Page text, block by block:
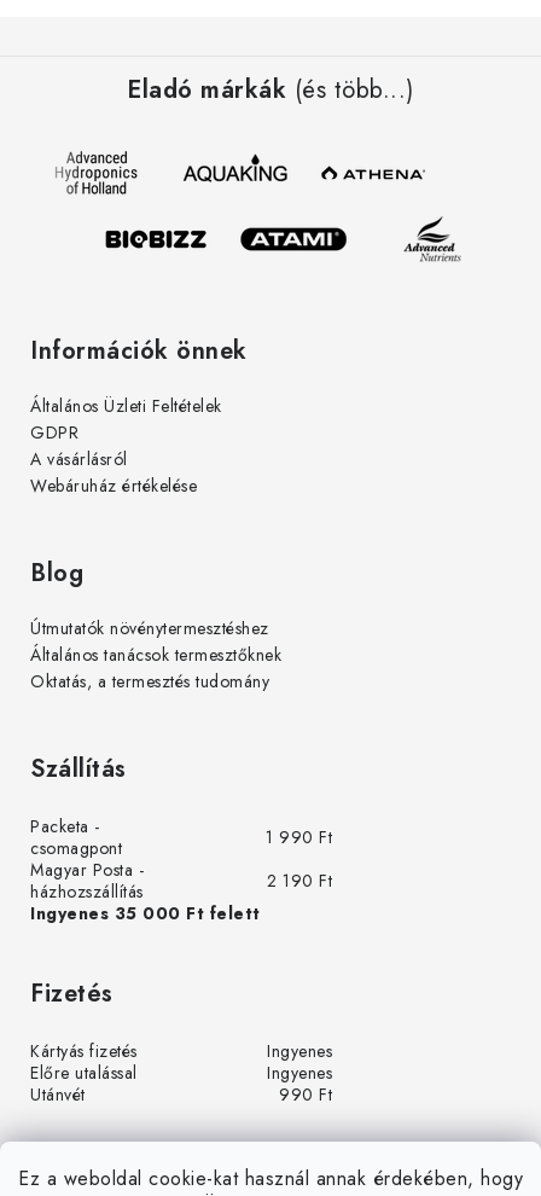
Ez a weboldal cookie-kat használ annak érdekében, hogy
Eladó márkák (és több...)
Információk önnek
Általános Üzleti Feltételek
GDPR
A vásárlásról
Webáruház értékelése
Blog
Útmutatók növénytermesztéshez
Általános tanácsok termesztőknek
Oktatás, a termesztés tudomány
Szállítás
Packeta -
csomagpont
1 990 Ft
Magyar Posta -
házhozszállítás
2 190 Ft
Ingyenes 35 000 Ft felett
Fizetés
Kártyás fizetés
Ingyenes
Előre utalással
Ingyenes
Utánvét
990 Ft